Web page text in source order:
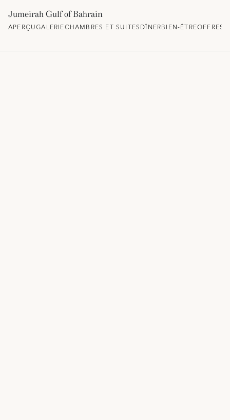
Jumeirah Gulf of Bahrain
APERÇUGALERIECHAMBRES ET SUITESDÎNERBIEN-ÊTREOFFRES